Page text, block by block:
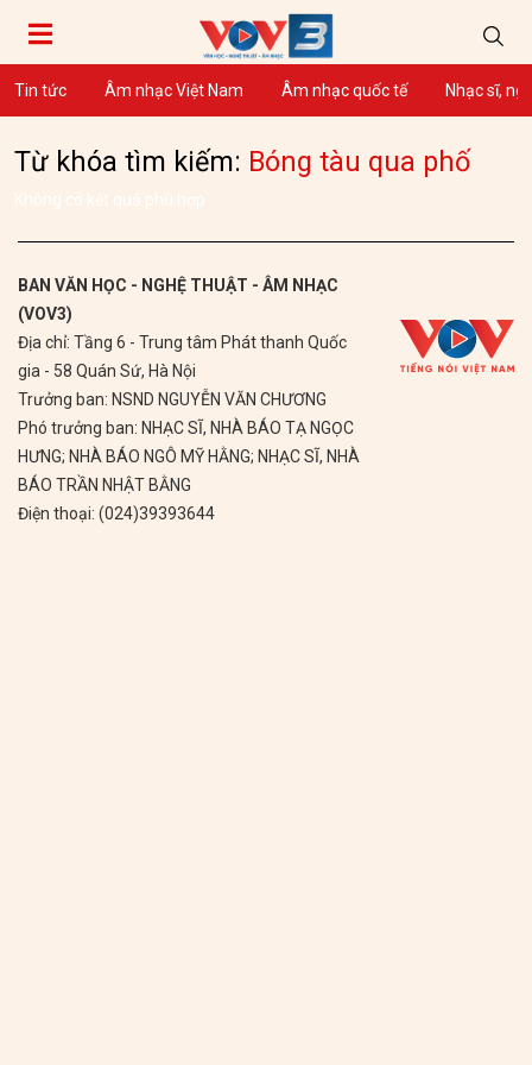
Tin tức Âm nhạc Việt Nam Âm nhạc quốc tế Nhạc sĩ,
Từ khóa tìm kiếm: Bóng tàu qua phố
Không có kết quả phù hợp
BAN VĂN HỌC - NGHỆ THUẬT - ÂM NHẠC
(VOV3)
Địa chỉ: Tầng 6 - Trung tâm Phát thanh Quốc
gia - 58 Quán Sứ, Hà Nội
Trưởng ban: NSND NGUYỄN VĂN CHƯƠNG
Phó trưởng ban: NHẠC SĨ, NHÀ BÁO TẠ NGỌC
HƯNG; NHÀ BÁO NGÔ MỸ HẰNG; NHẠC SĨ, NHÀ
BÁO TRẦN NHẬT BẰNG
Điện thoại: (024)39393644